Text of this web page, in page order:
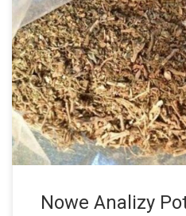
Archeolodzy wciąż znajdują
lat temu używali marihuany – na
na starożytnych naczyniach do
niedawno podczas […]
Nowe Analizy